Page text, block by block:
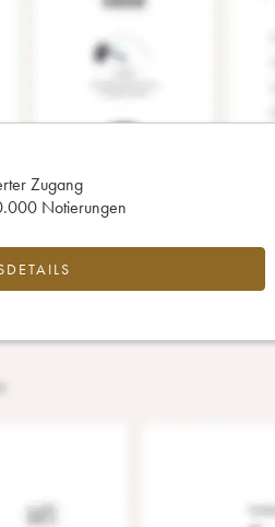
Zugang
Notierungen